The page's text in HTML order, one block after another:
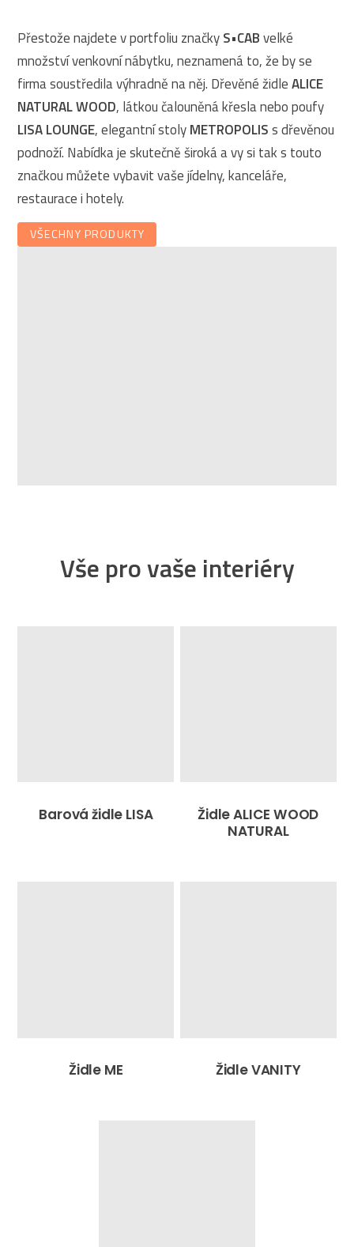
Přestože najdete v portfoliu značkyS•CABvelké
množství venkovní nábytku, neznamená to, že by se
firma soustředila výhradně na něj. Dřevěné židleALICE
NATURAL WOOD, látkou čalouněná křesla nebo poufy
LISA LOUNGE, elegantní stolyMETROPOLISs dřevěnou
podnoží. Nabídka je skutečně široká a vy si tak s touto
značkou můžete vybavit vaše jídelny, kanceláře,
restaurace i hotely.
VŠECHNY PRODUKTY
Vše pro vaše interiéry
Barová židle LISA
Židle ALICE WOOD
NATURAL
Židle ME Židle VANITY